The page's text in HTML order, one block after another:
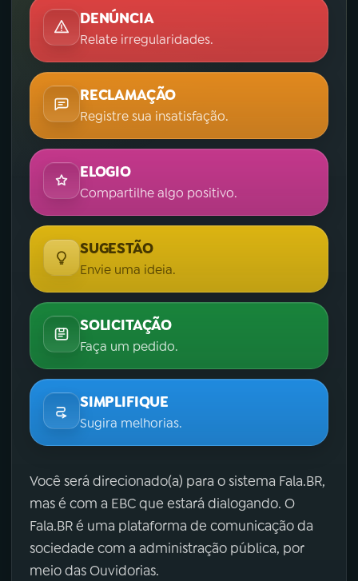
DENÚNCIA
Relate irregularidades.
RECLAMAÇÃO
Registre sua insatisfação.
ELOGIO
Compartilhe algo positivo.
SUGESTÃO
Envie uma ideia.
SOLICITAÇÃO
Faça um pedido.
SIMPLIFIQUE
Sugira melhorias.
Você será direcionado(a) para o sistema Fala.BR,
mas é com a EBC que estará dialogando. O
Fala.BR é uma plataforma de comunicação da
sociedade com a administração pública, por
meio das Ouvidorias.